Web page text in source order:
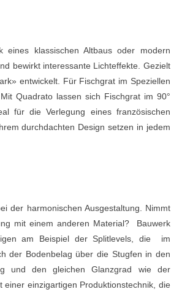
klassischen Altbaus oder modern
bewirkt interessante Lichteffekte. Gezielt
entwickelt. Für Fischgrat im Speziellen
Quadrato lassen sich Fischgrat im 90°
für die Verlegung eines französischen
durchdachten Design setzen in jedem
der harmonischen Ausgestaltung. Nimmt
mit einem anderen Material? Bauwerk
am Beispiel der Splitlevels, die im
der Bodenbelag über die Stugfen in den
und den gleichen Glanzgrad wie der
einzigartigen Produktionstechnik, die